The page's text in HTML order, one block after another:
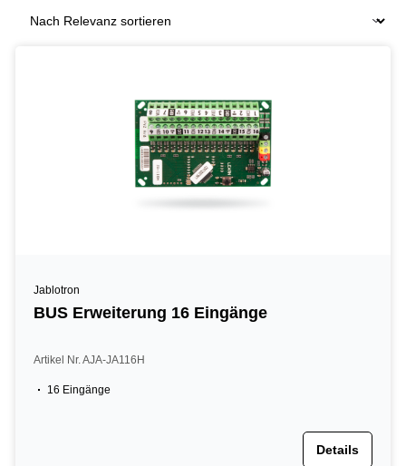
Jablotron
BUS Erweiterung 16 Eingänge
Artikel Nr. AJA-JA116H
16 Eingänge
Details